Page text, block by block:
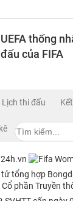
UEFA thống
đấu của FIFA
Lịch thi đấu
tổng hợp
phần Truyền